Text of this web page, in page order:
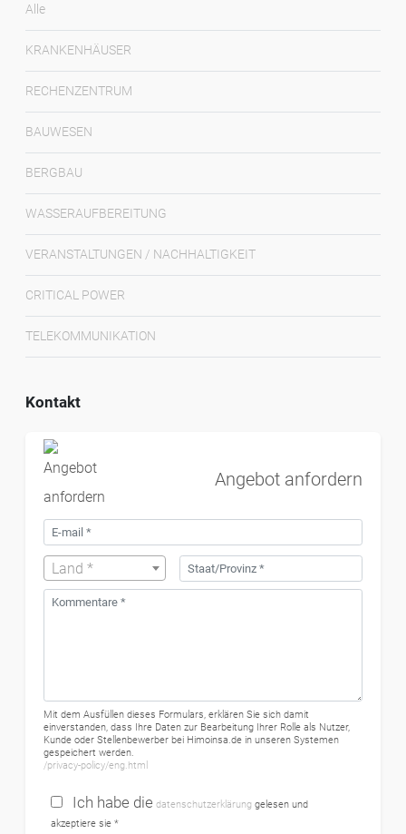
Alle
KRANKENHÄUSER
RECHENZENTRUM
BAUWESEN
BERGBAU
WASSERAUFBEREITUNG
VERANSTALTUNGEN / NACHHALTIGKEIT
CRITICAL POWER
TELEKOMMUNIKATION
Kontakt
Angebot anfordern
Land *
Mit dem Ausfüllen dieses Formulars, erklären Sie sich damit
einverstanden, dass Ihre Daten zur Bearbeitung Ihrer Rolle als Nutzer,
Kunde oder Stellenbewerber bei Himoinsa.de in unseren Systemen
gespeichert werden.
/privacy-policy/eng.html
Ich habe die datenschutzerklärung gelesen und
akzeptiere sie *